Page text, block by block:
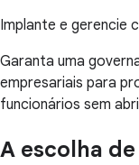
Implante e gerencie
Garanta uma
empresariais para
funcionários sem
A escolha